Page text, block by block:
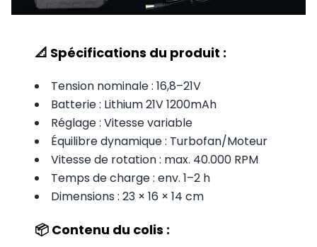
📐 Spécifications du produit :
Tension nominale : 16,8–21V
Batterie : Lithium 21V 1200mAh
Réglage : Vitesse variable
Équilibre dynamique : Turbofan/Moteur
Vitesse de rotation : max. 40.000 RPM
Temps de charge : env. 1–2 h
Dimensions : 23 × 16 × 14 cm
📦 Contenu du colis :